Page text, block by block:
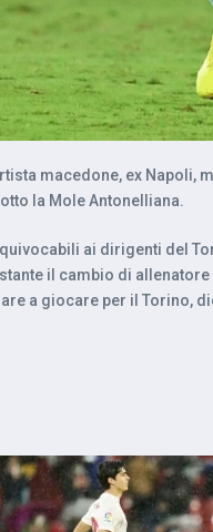
macedone, ex
la Mole Antonelliana.
ai dirigenti del
il cambio di
a giocare per il Torino,